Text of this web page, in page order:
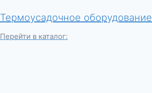
Термоусадочное оборудование
Перейти в каталог: